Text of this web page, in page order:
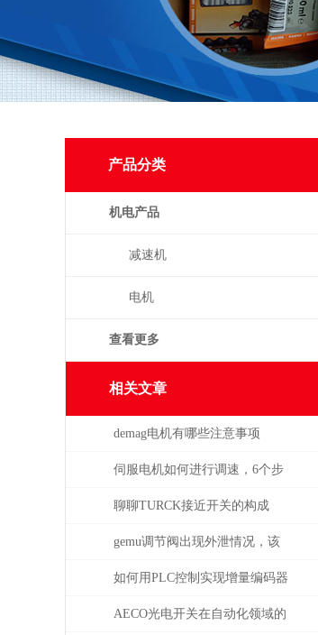
产品分类
机电产品
减速机
电机
查看更多
相关文章
demag电机有哪些注意事项
伺服电机如何进行调速，6个步
骤轻松解决！
聊聊TURCK接近开关的构成
gemu调节阀出现外泄情况，该
如何处理
如何用PLC控制实现增量编码器
的定位功能？
AECO光电开关在自动化领域的